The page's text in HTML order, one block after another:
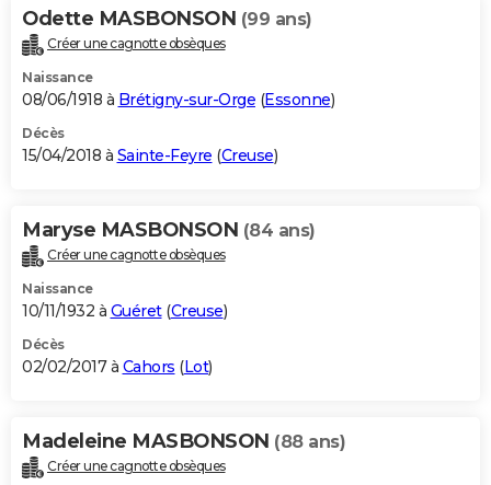
Odette MASBONSON (99 ans)
Créer une cagnotte obsèques
Naissance
08/06/1918 à Brétigny-sur-Orge (Essonne)
Décès
15/04/2018 à Sainte-Feyre (Creuse)
Maryse MASBONSON (84 ans)
Créer une cagnotte obsèques
Naissance
10/11/1932 à Guéret(Creuse)
Décès
02/02/2017 à Cahors (Lot)
Madeleine MASBONSON (88 ans)
Créer une cagnotte obsèques